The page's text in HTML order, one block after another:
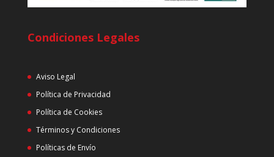
Condiciones Legales
Aviso Legal
Política de Privacidad
Política de Cookies
Términos y Condiciones
Políticas de Envío